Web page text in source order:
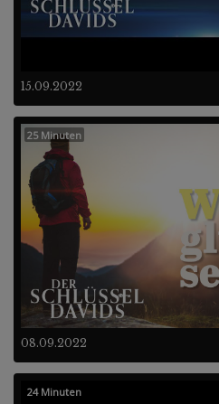
15.09.2022
08.09.2022
25 Minuten
24 Minuten